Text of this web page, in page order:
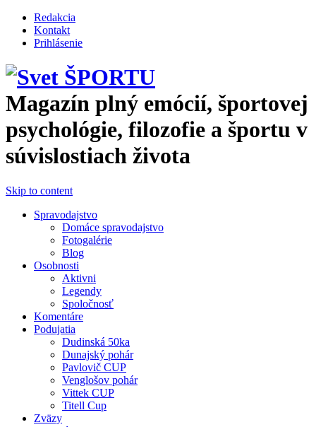
Перейти к основному содержанию
Redakcia
Kontakt
Prihlásenie
Magazín plný emócií, športovej
psychológie, filozofie a športu v
súvislostiach života
Skip to content
Spravodajstvo
Domáce spravodajstvo
Fotogalérie
Blog
Osobnosti
Aktivni
Legendy
Spoločnosť
Komentáre
Podujatia
Dudinská 50ka
Dunajský pohár
Pavlovič CUP
Venglošov pohár
Vittek CUP
Titell Cup
Zväzy